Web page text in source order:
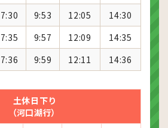
7:30 9:53 12:05
14:30
7:35 9:57 12:09
14:35
7:36 9:59 12:11 14:36
土休日下り
（河口湖行）